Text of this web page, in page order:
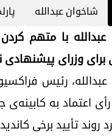
شاخوان عبدالله
با متهم
برای وزرای پیشنهادی
رئیس
اعتماد به کابینه‌ی
روند تأیید برخی